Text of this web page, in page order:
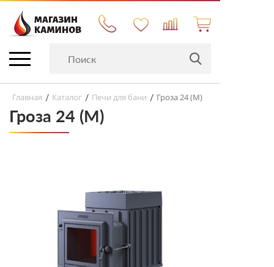
Главная / Каталог / Печи для бани / Гроза 24 (М)
Гроза 24 (М)